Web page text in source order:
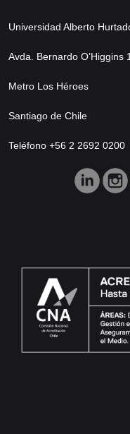
Universidad Alberto
Avda. Bernardo O’Higgins
Metro Los Héroes
Santiago de Chile
Teléfono +56 2 2692 0200